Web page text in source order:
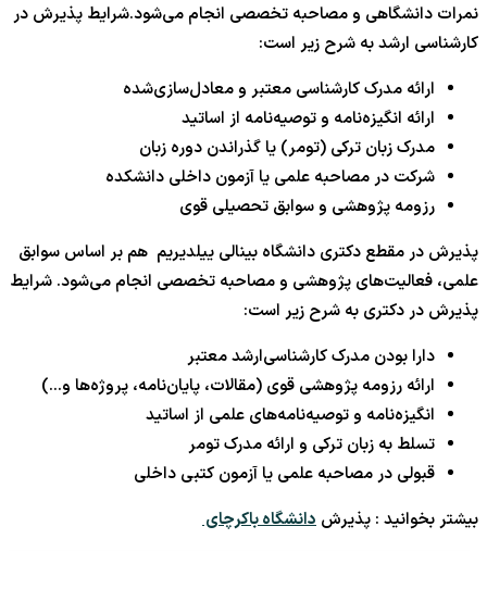
نمرات دانشگاهی و مصاحبه تخصصی انجام می‌شود.شرایط پذیرش در
کارشناسی ارشد به شرح زیر است:
ارائه مدرک کارشناسی معتبر و معادل‌سازی‌شده
ارائه انگیزه‌نامه و توصیه‌نامه از اساتید
مدرک زبان ترکی (تومر) یا گذراندن دوره زبان
شرکت در مصاحبه علمی یا آزمون داخلی دانشکده
رزومه پژوهشی و سوابق تحصیلی قوی
پذیرش در مقطع دکتری دانشگاه بینالی ییلدیریم هم بر اساس سوابق
علمی، فعالیت‌های پژوهشی و مصاحبه تخصصی انجام می‌شود. شرایط
پذیرش در دکتری به شرح زیر است:
دارا بودن مدرک کارشناسی‌ارشد معتبر
ارائه رزومه پژوهشی قوی (مقالات، پایان‌نامه، پروژه‌ها و…)
انگیزه‌نامه و توصیه‌نامه‌های علمی از اساتید
تسلط به زبان ترکی و ارائه مدرک تومر
قبولی در مصاحبه علمی یا آزمون کتبی داخلی
بیشتر بخوانید : پذیرش دانشگاه باکرچای